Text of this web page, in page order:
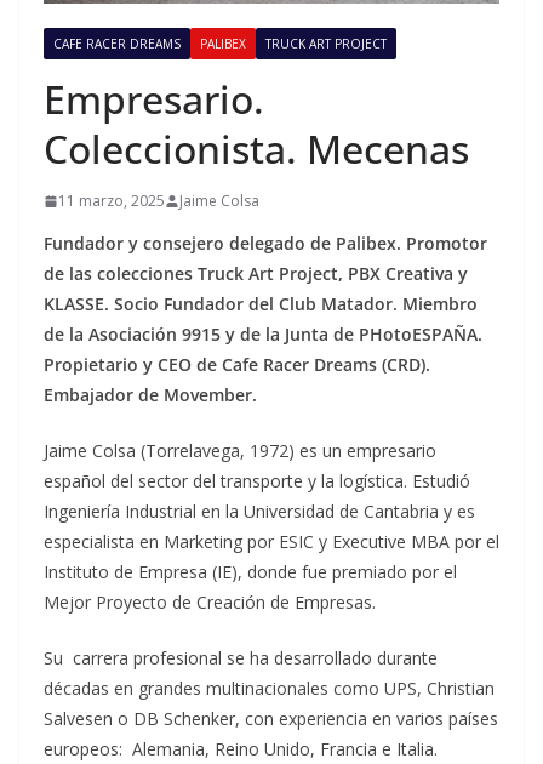
CAFE RACER DREAMS PALIBEX TRUCK ART PROJECT
Empresario.
Coleccionista. Mecenas
11 marzo, 2025 Jaime Colsa
Fundador y consejero delegado de Palibex. Promotor
de las colecciones Truck Art Project, PBX Creativa y
KLASSE. Socio Fundador del Club Matador. Miembro
de la Asociación 9915 y de la Junta de PHotoESPAÑA.
Propietario y CEO de Cafe Racer Dreams (CRD).
Embajador de Movember.
Jaime Colsa (Torrelavega, 1972) es un empresario
español del sector del transporte y la logística. Estudió
Ingeniería Industrial en la Universidad de Cantabria y es
especialista en Marketing por ESIC y Executive MBA por el
Instituto de Empresa (IE), donde fue premiado por el
Mejor Proyecto de Creación de Empresas.
Su carrera profesional se ha desarrollado durante
décadas en grandes multinacionales como UPS, Christian
Salvesen o DB Schenker, con experiencia en varios países
europeos: Alemania, Reino Unido, Francia e Italia.